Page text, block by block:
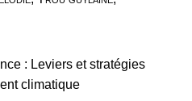
: Leviers et stratégies
climatique